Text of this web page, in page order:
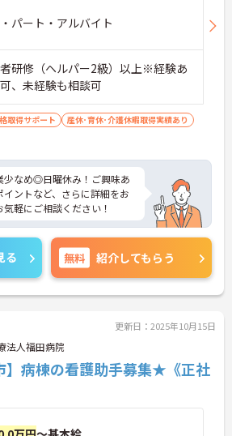
パート・アルバイト
研修（ヘルパー2級）以上※経験あ
、未経験も相談可
取得サポート
産休･育休･介護休暇取得実績あり
少なめ◎日曜休み！ご興味あ
ントなど、さらに詳細をお
軽にご相談ください！
る 無料 紹介してもらう
更新日：2025年10月15日
法人福田病院
】病棟の看護助手募集★《正社